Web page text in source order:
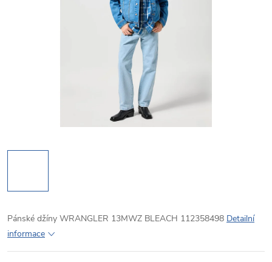
Pánské džíny WRANGLER 13MWZ BLEACH 112358498 Detailní
informace